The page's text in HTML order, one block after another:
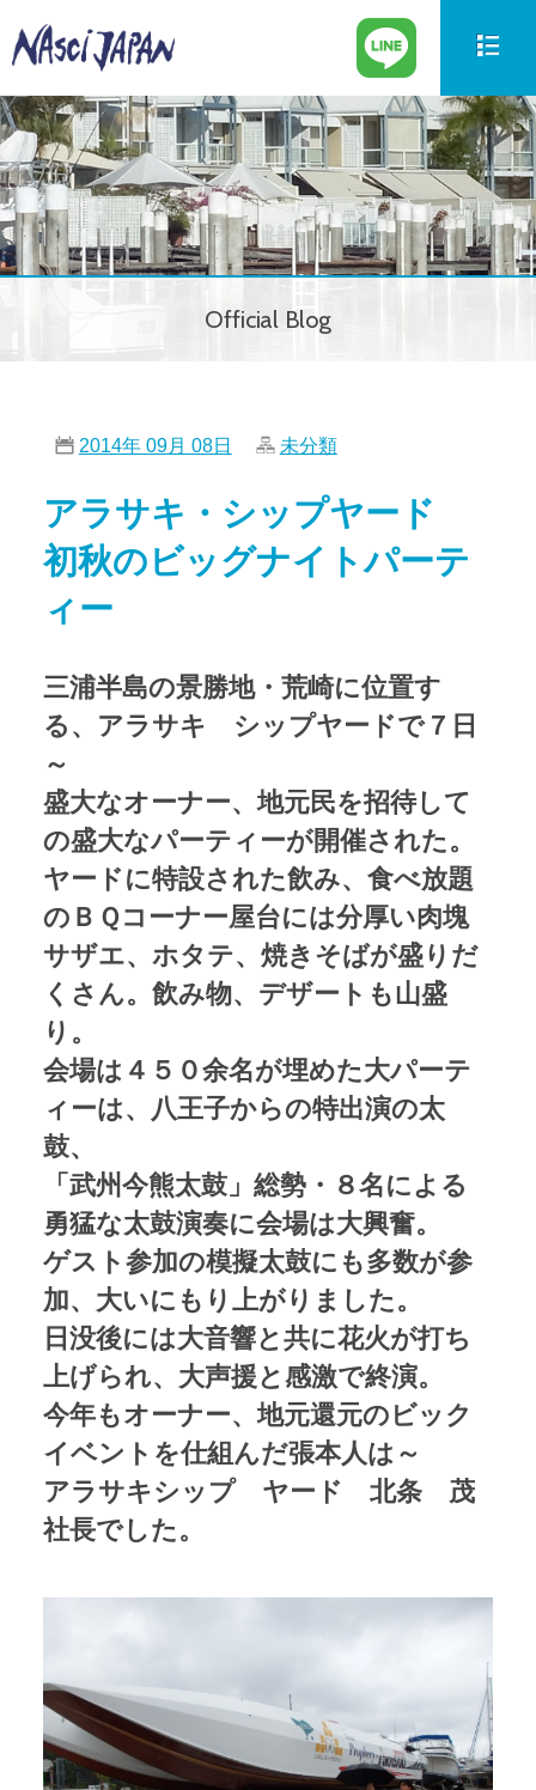
New Boat
新艇情報
Used Boat
中古艇情報
Parts
パーツ情報
会社紹介
Access map
アクセス
Official Blog
公式ブログ
Official Blog
2014年 09月 08日 未分類
アラサキ・シップヤード
初秋のビッグナイトパーテ
ィー
三浦半島の景勝地・荒崎に位置す
る、アラサキ シップヤードで７日
～
盛大なオーナー、地元民を招待して
の盛大なパーティーが開催された。
ヤードに特設された飲み、食べ放題
のＢＱコーナー屋台には分厚い肉塊
サザエ、ホタテ、焼きそばが盛りだ
くさん。飲み物、デザートも山盛
り。
会場は４５０余名が埋めた大パーテ
ィーは、八王子からの特出演の太
鼓、
「武州今熊太鼓」総勢・８名による
勇猛な太鼓演奏に会場は大興奮。
ゲスト参加の模擬太鼓にも多数が参
加、大いにもり上がりました。
日没後には大音響と共に花火が打ち
上げられ、大声援と感激で終演。
今年もオーナー、地元還元のビック
イベントを仕組んだ張本人は～
アラサキシップ ヤード 北条 茂
社長でした。